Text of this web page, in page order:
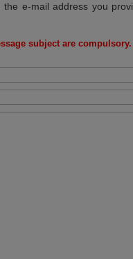
e-mail address you
subject are compulsory.